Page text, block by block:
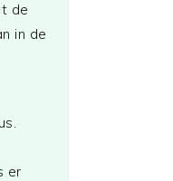
de
in de
er